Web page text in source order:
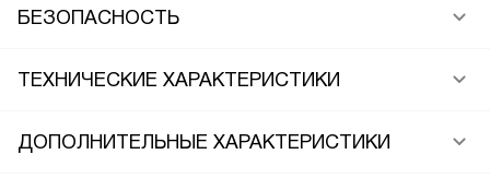
БЕЗОПАСНОСТЬ
ТЕХНИЧЕСКИЕ ХАРАКТЕРИСТИКИ
ДОПОЛНИТЕЛЬНЫЕ ХАРАКТЕРИСТИКИ